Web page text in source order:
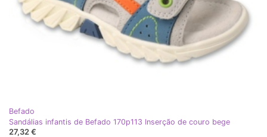
Befado
Sandálias infantis de Befado 170p113 Inserção de couro bege
27,32 €